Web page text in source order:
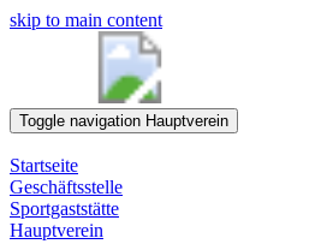
skip to main content
Toggle navigation Hauptverein
Startseite
Geschäftsstelle
Sportgaststätte
Hauptverein